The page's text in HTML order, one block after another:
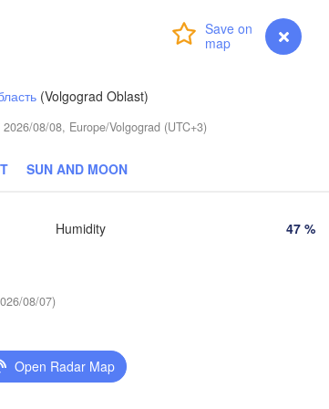
myVentusky Forecast
(Volgograd Oblast)
08/08, Europe/Volgograd (UTC+3)
SUN AND MOON
Humidity 47 %
08/07)
Open Radar Map
(Chelyabinsk)
(Orsk)
Магнитогорск